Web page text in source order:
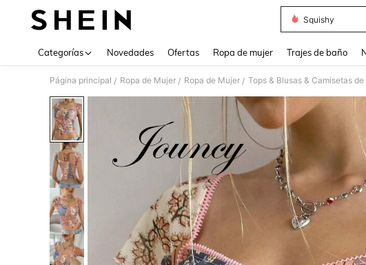
Squishy
Categorías Novedades Ofertas Ropa de mujer Trajes de baño
Página principal / Ropa de Mujer / Ropa de Mujer / Tops & Blusas & Camisetas